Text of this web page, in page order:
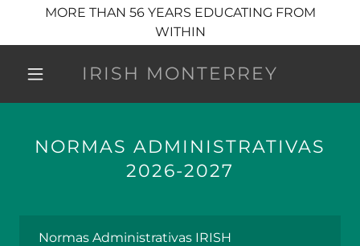
MORE THAN 56 YEARS EDUCATING FROM
WITHIN
IRISH MONTERREY
NORMAS ADMINISTRATIVAS
2026-2027
Normas Administrativas IRISH